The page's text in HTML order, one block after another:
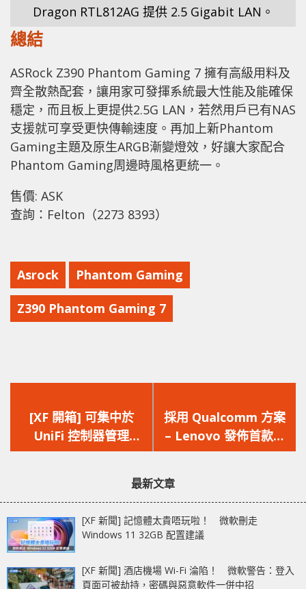
Dragon RTL812AG 提供 2.5 Gigabit LAN。
總結
ASRock Z390 Phantom Gaming 7 擁有高級用料及
齊全散熱配套，讓用家可發揮系統最大性能及能確保
穩定，而且板上更提供2.5G LAN，若然用戶已有NAS
支援就可享受更快傳輸速度。再加上新Phantom
Gaming主題及原生ARGB漸變燈效，好讓大家配合
Phantom Gaming周邊時風格更統一。
售價: ASK
查詢：Felton（2273 8393）
Asrock Phantom Gaming
Z390 Phantom Gaming 7
一
篇
文
[XF 開箱] 可集中於
UniFi 控制器管理
UniFi Security
一
篇
文
採用 Qualcomm 方案
– Lenovo 發佈首款支
援 5G 上網 Notebook
最新文章
[XF 新聞] 記憶體太貴唔玩啦！ 微軟刪走
Windows 11 32GB 配置建議
[XF 新聞] 酒店機場 Wi-Fi 淪陷！ 微軟警告：登入
頁面可被劫持，密碼與惡意軟件一併中招